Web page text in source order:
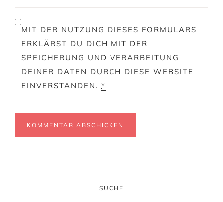
MIT DER NUTZUNG DIESES FORMULARS
ERKLÄRST DU DICH MIT DER
SPEICHERUNG UND VERARBEITUNG
DEINER DATEN DURCH DIESE WEBSITE
EINVERSTANDEN. *
SUCHE